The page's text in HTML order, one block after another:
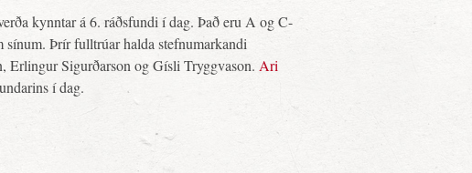
kynntar á 6. ráðsfundi í dag. Það eru A og C-
Þrír fulltrúar halda stefnumarkandi
Erlingur Sigurðarson og Gísli Tryggvason. Ari
í dag.